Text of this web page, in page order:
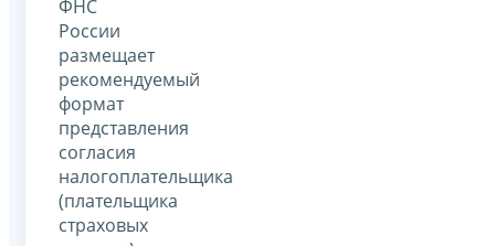
ФНС
России
размещает
рекомендуемый
формат
представления
согласия
налогоплательщика
(плательщика
страховых